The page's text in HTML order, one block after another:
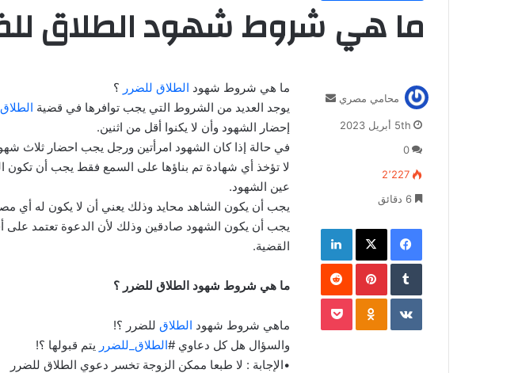
ما هي شروط شهود الطلاق
ما هي شروط شهود الطلاق للضرر ؟
يوجد العديد من الشروط التي يجب توافرها في قضية الطلاق
إحضار الشهود وأن لا يكنوا أقل من اثنين.
في حالة إذا كان الشهود امرأتين ورجل يجب احضار ثلاث
لا تؤخذ أي شهادة تم بناؤها على السمع فقط يجب أن تكون
عين الشهود.
يجب أن يكون الشاهد محايد وذلك يعني أن لا يكون له أي
يجب أن يكون الشهود صادقين وذلك لأن الدعوة تعتمد على
القضية.
ما هي شروط شهود الطلاق للضرر ؟
ماهي شروط شهود الطلاق للضرر ؟!
والسؤال هل كل دعاوي #الطلاق_للضرر يتم قبولها ؟!
•الإجابة : لا طبعا ممكن الزوجة تخسر دعوي الطلاق للضرر
محامي مصري
أرسل
5th أبريل 2023
0
2٬227
فيسبوك‫X لينكدإن
‏Tumblr بينتيريست
‏Reddit
‏VKontakte
Odnoklassniki
‫Pocket